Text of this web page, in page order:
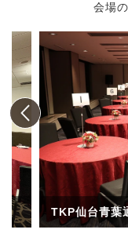
会場
TKP仙台青葉